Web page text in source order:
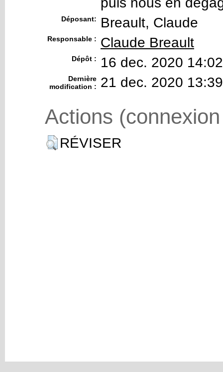
Déposant: Breault, Claude
Responsable : Claude Breault
Dépôt : 16 dec. 2020 14:02
Dernière
modification :
21 dec. 2020 13:39
Actions
RÉVISER